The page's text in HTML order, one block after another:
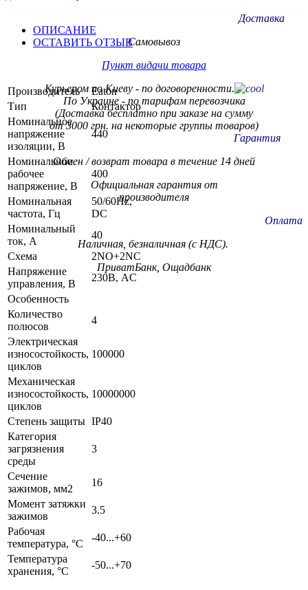
Доставка
Самовывоз
Пункт видачи товара
Курьером по Киеву - по договоренности.
По Украине - по тарифам перевозчика
(Доставка бесплатно при заказе на сумму
от 3000 грн. на некоторые группы товаров)
Гарантия
Обмен / возврат товара в течение 14 дней
Официальная гарантия от
производителя
Оплата
Наличная, безналичная (с НДС).
ПриватБанк, Ощадбанк
ОПИСАНИЕ
ОСТАВИТЬ ОТЗЫВ
Производитель
Eaton
Тип
Контактор
Номинальное
напряжение
изоляции, В
440
Номинальное
рабочее
напряжение, В
400
Номинальная
частота, Гц
50/60Hz,
DC
Номинальный
ток, А
40
Схема
2NO+2NC
Напряжение
управления, В
230В, AC
Особенность
Количество
полюсов
4
Электрическая
износостойкость,
циклов
100000
Механическая
износостойкость,
циклов
10000000
Степень защиты IP40
Категория
загрязнения
среды
3
Сечение
зажимов, мм2
16
Момент затяжки
зажимов
3.5
Рабочая
температура, °C
-40...+60
Температура
хранения, °C
-50...+70